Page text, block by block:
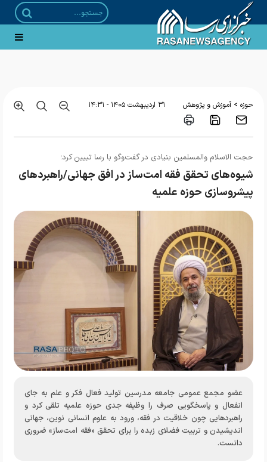
حوزه > آموزش و پژوهش ۳۱ ارديبهشت ۱۴۰۵ - ۱۴:۳۱
حجت الاسلام والمسلمین بنیادی در گفت‌وگو با رسا تبیین کرد؛
شیوه‌های تحقق فقه امت‌ساز در افق جهانی/راهبردهای
پیشروسازی حوزه علمیه
عضو مجمع عمومی جامعه مدرسین تولید فعال فکر و علم به جای
انفعال و پاسخگویی صرف را وظیفه جدی حوزه علمیه تلقی کرد و
راهبردهایی چون خلاقیت در فقه، ورود به علوم انسانی نوین، جهانی
اندیشیدن و تربیت فضلای زبده را برای تحقق «فقه امت‌ساز» ضروری
دانست.